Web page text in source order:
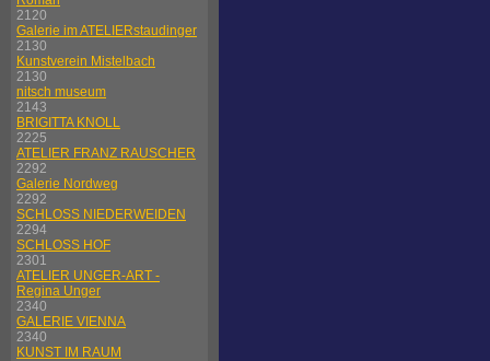
2120
Galerie im ATELIERstaudinger
2130
Kunstverein Mistelbach
2130
nitsch museum
2143
BRIGITTA KNOLL
2225
ATELIER FRANZ RAUSCHER
2292
Galerie Nordweg
2292
SCHLOSS NIEDERWEIDEN
2294
SCHLOSS HOF
2301
ATELIER UNGER-ART -
Regina Unger
2340
GALERIE VIENNA
2340
KUNST IM RAUM